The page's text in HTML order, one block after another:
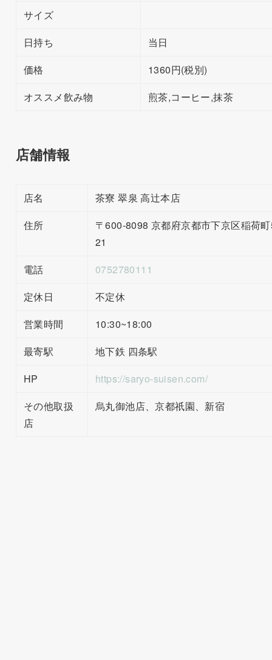
サイズ
日持ち
当日
価格
1360円(税別)
オススメ飲み物
煎茶,コーヒー,抹茶
店舗情報
店名
茶寮 翠泉 高辻本店
住所
〒600-8098 京都府京都市下京区稲荷
21
電話
0752780111
定休日
不定休
営業時間
10:30~18:00
最寄駅
地下鉄 四条駅
HP
https://saryo-suisen.com/
その他取扱
店
烏丸御池店、京都祇園、新宿